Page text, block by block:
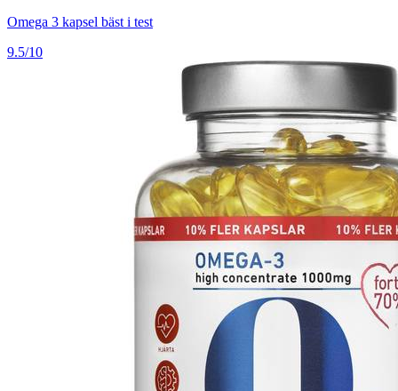
Omega 3 kapsel bäst i test
9.5/10